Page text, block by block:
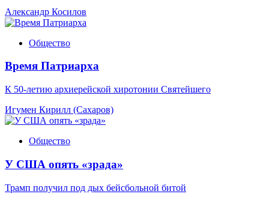
Александр Косилов
Общество
Время Патриарха
К 50-летию архиерейской хиротонии Святейшего
Игумен Кирилл (Сахаров)
Общество
У США опять «зрада»
Трамп получил под дых бейсбольной битой